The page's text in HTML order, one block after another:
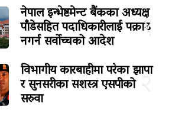
१
नेपाल इन्भेष्टमेन्ट बैंकका अध्यक्ष
पाँडेसहित पदाधिकारीलाई पक्राउ
नगर्न सर्वोच्चको आदेश
२
विभागीय कारबाहीमा परेका झापा
र सुनसरीका सशस्त्र एसपीको
सरुवा